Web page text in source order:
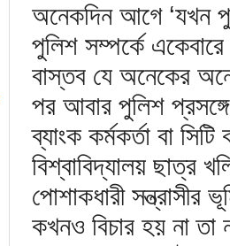
অনেকদিন আগে ‘যখন
পুলিশ সম্পর্কে
বাস্তব যে অনেকের
পর আবার পুলিশ
ব্যাংক কর্মকর্তা বা
বিশ্বাবিদ্যালয়
পোশাকধারী সন্ত্রাসীর
কখনও বিচার হয় না